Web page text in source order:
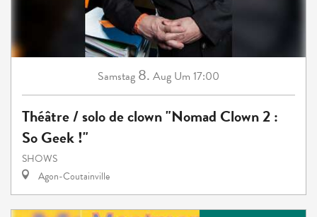
Samstag 8. Aug Um 17:00
Théâtre / solo de clown "Nomad Clown 2 :
So Geek !"
SHOWS
Agon-Coutainville